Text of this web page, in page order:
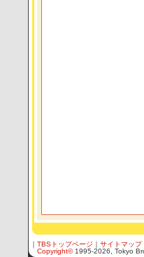
｜ TBSトップページ ｜ サイトマップ
Copyright© 1995-2026, Tokyo